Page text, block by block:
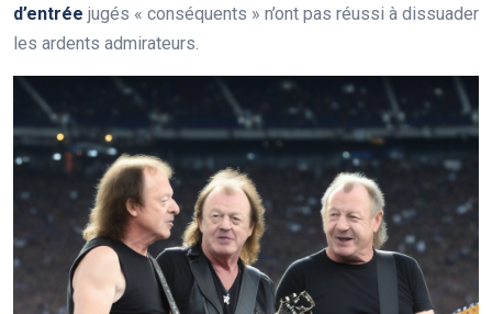
d’entrée jugés « conséquents » n’ont pas réussi à dissuader
les ardents admirateurs.